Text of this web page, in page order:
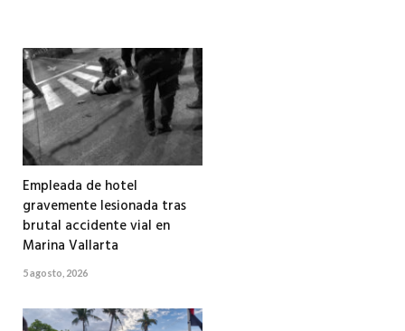
Empleada de hotel
gravemente lesionada tras
brutal accidente vial en
Marina Vallarta
5 agosto, 2026